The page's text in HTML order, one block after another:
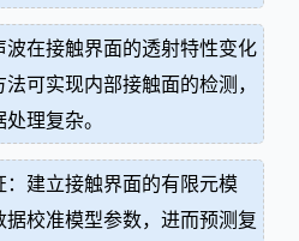
在接触界面的透射特性变化
可实现内部接触面的检测，
理复杂。
建立接触界面的有限元模
校准模型参数，进而预测复